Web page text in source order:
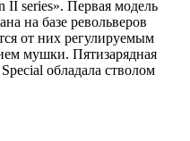
II series». Первая модель
на базе револьверов
от них регулируемым
мушки. Пятизарядная
обладала стволом